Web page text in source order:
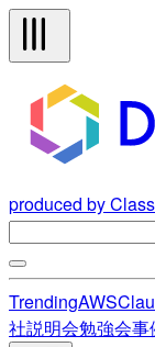
produced by
TrendingAWS
社説明会勉強会事